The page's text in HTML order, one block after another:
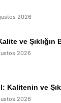
2026
ve Şıklığın
2026
Kalitenin ve
2026